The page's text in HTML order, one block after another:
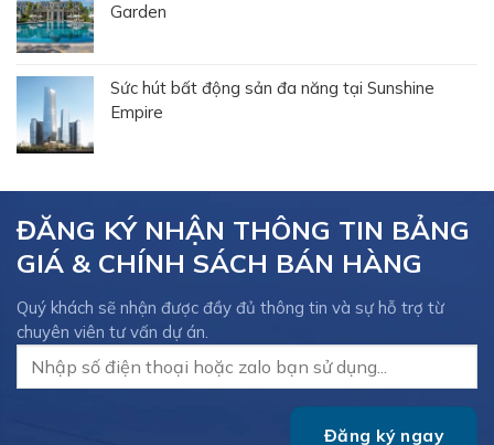
Garden
Sức hút bất động sản đa năng tại Sunshine
Empire
ĐĂNG KÝ NHẬN THÔNG TIN BẢNG
GIÁ & CHÍNH SÁCH BÁN HÀNG
Quý khách sẽ nhận được đầy đủ thông tin và sự hỗ trợ từ
chuyên viên tư vấn dự án.